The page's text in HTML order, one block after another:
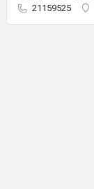
21159525